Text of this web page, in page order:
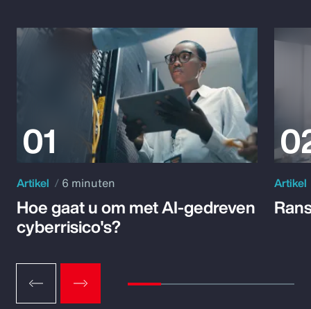
Artikel 6 minuten
Hoe gaat u om met AI-gedreven
cyberrisico's?
Artikel